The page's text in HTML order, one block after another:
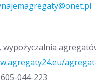
wypożyczalnia
044-223